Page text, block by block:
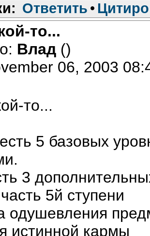
Ответить •
то...
Влад ()
06, 2003
то...
5 базовых
3
5й ступени
одушевления
истинной кармы